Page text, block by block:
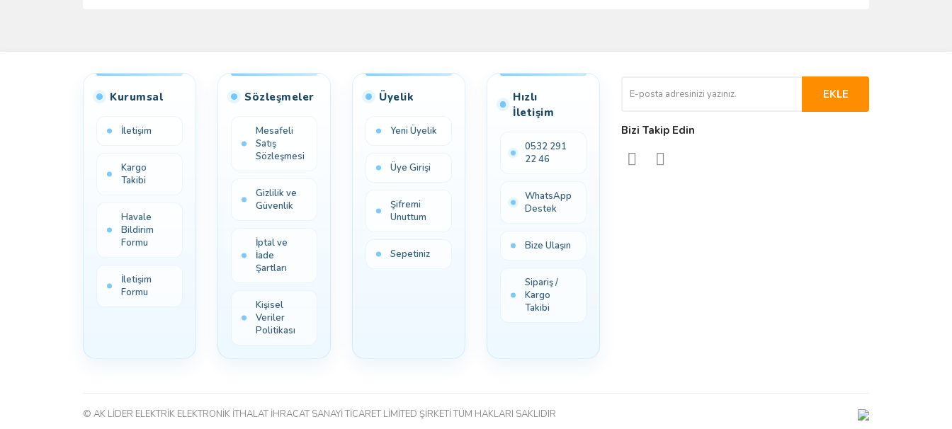
Kurumsal
İletişim
Kargo
Takibi
Havale
Bildirim
Formu
İletişim
Formu
Sözleşmeler
Mesafeli
Satış
Sözleşmesi
Gizlilik ve
Güvenlik
İptal ve
İade
Şartları
Kişisel
Veriler
Politikası
Üyelik
Yeni Üyelik
Üye Girişi
Şifremi
Unuttum
Sepetiniz
Hızlı
İletişim
0532 291
22 46
WhatsApp
Destek
Bize Ulaşın
Sipariş /
Kargo
Takibi
EKLE
Bizi Takip Edin
© AK LİDER ELEKTRİK ELEKTRONİK İTHALAT İHRACAT SANAYİ TİCARET LİMİTED ŞİRKETİ TÜM HAKLARI SAKLIDIR